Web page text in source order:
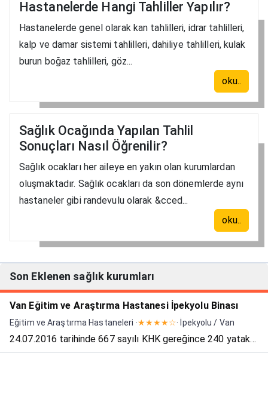
Hastanelerde Hangi Tahliller Yapılır?
Hastanelerde genel olarak kan tahlilleri, idrar tahlilleri,
kalp ve damar sistemi tahlilleri, dahiliye tahlilleri, kulak
burun boğaz tahlilleri, göz...
oku..
Sağlık Ocağında Yapılan Tahlil
Sonuçları Nasıl Öğrenilir?
Sağlık ocakları her aileye en yakın olan kurumlardan
oluşmaktadır. Sağlık ocakları da son dönemlerde aynı
hastaneler gibi randevulu olarak &cced...
oku..
Son Eklenen sağlık kurumları
Van Eğitim ve Araştırma Hastanesi İpekyolu Binası
Eğitim ve Araştırma Hastaneleri ·★★★★☆· İpekyolu / Van
24.07.2016 tarihinde 667 sayılı KHK gereğince 240 yataklı
Özel İstanbul Hastanesi Kadın Doğum ve Cerrahi Merkezi,